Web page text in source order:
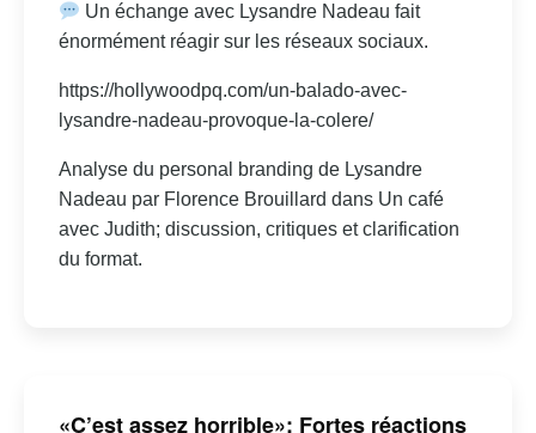
Un échange avec Lysandre Nadeau fait
énormément réagir sur les réseaux sociaux.
https://hollywoodpq.com/un-balado-avec-
lysandre-nadeau-provoque-la-colere/
Analyse du personal branding de Lysandre
Nadeau par Florence Brouillard dans Un café
avec Judith; discussion, critiques et clarification
du format.
«C’est assez horrible»: Fortes réactions